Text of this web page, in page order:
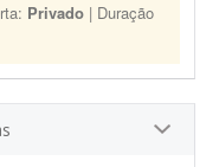
Privado | Duração